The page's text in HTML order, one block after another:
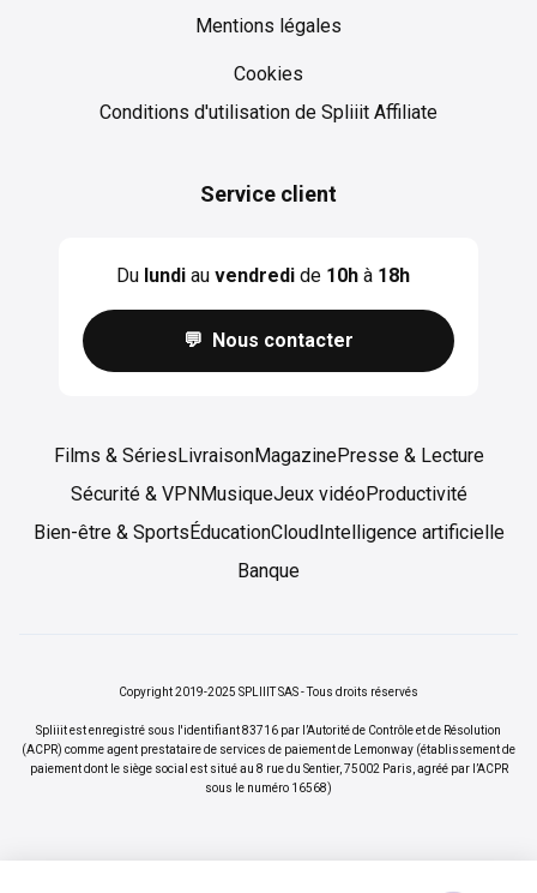
Mentions légales
Cookies
Conditions d'utilisation de Spliiit Affiliate
Service client
Du lundiau vendredide 10hà 18h
💬 Nous contacter
Films & SériesLivraisonMagazinePresse & Lecture
Sécurité & VPNMusiqueJeux vidéoProductivité
Bien-être & SportsÉducationCloudIntelligence artificielle
Banque
Copyright 2019-2025 SPLIIIT SAS - Tous droits réservés
Spliiit est enregistré sous l'identifiant 83716 par l’Autorité de Contrôle et de Résolution
(ACPR) comme agent prestataire de services de paiement de Lemonway (établissement de
paiement dont le siège social est situé au 8 rue du Sentier, 75002 Paris, agréé par l’ACPR
sous le numéro 16568)